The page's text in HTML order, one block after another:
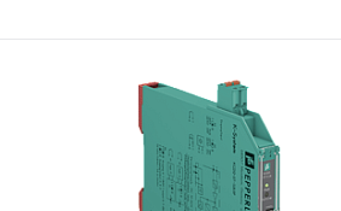
В корзину
Сравнение
Под заказ